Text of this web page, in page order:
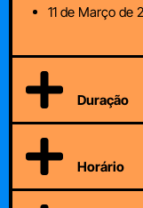
11 de Março de
Duração
Horário